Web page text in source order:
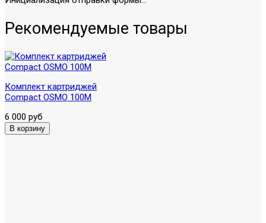
Рекомендуемые товары
Комплект картриджей
Compact OSMO 100M
6 000 руб